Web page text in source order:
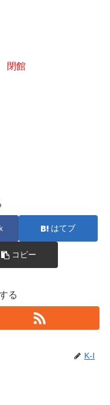
閉館
はてブ
コピー
る
K-I